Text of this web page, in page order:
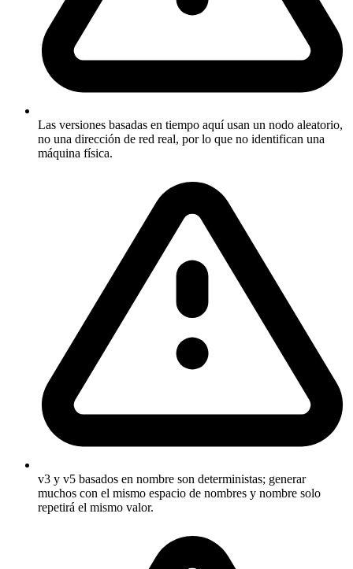
Las versiones basadas en tiempo aquí usan un nodo aleatorio,
no una dirección de red real, por lo que no identifican una
máquina física.
v3 y v5 basados en nombre son deterministas; generar
muchos con el mismo espacio de nombres y nombre solo
repetirá el mismo valor.